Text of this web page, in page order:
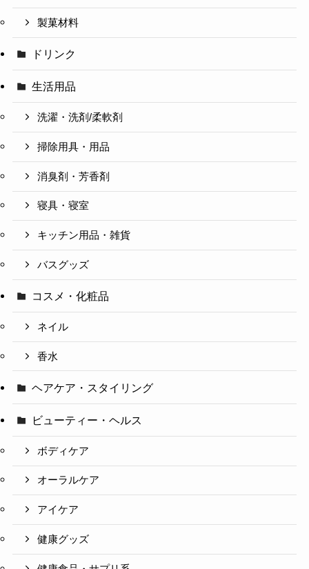
製菓材料
ドリンク
生活用品
洗濯・洗剤/柔軟剤
掃除用具・用品
消臭剤・芳香剤
寝具・寝室
キッチン用品・雑貨
バスグッズ
コスメ・化粧品
ネイル
香水
ヘアケア・スタイリング
ビューティー・ヘルス
ボディケア
オーラルケア
アイケア
健康グッズ